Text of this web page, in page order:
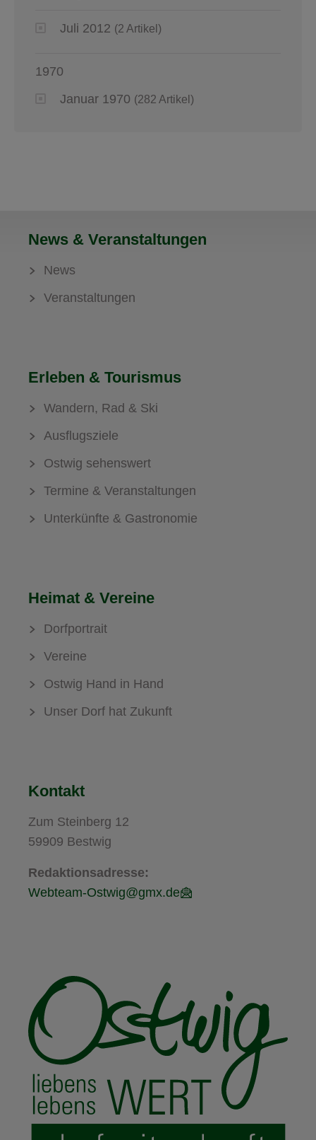
Juli 2012 (2 Artikel)
1970
Januar 1970 (282 Artikel)
News & Veranstaltungen
News
Veranstaltungen
Erleben & Tourismus
Wandern, Rad & Ski
Ausflugsziele
Ostwig sehenswert
Termine & Veranstaltungen
Unterkünfte & Gastronomie
Heimat & Vereine
Dorfportrait
Vereine
Ostwig Hand in Hand
Unser Dorf hat Zukunft
Kontakt
Zum Steinberg 12
59909 Bestwig
Redaktionsadresse:
Webteam-Ostwig@gmx.de